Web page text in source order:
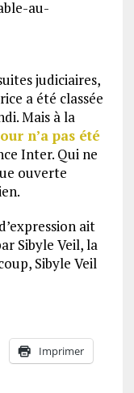
au-
judiciaires,
a été classée
Mais à la
n’a pas été
Inter. Qui ne
ouverte
ait
Sibyle Veil, la
Sibyle Veil
Imprimer